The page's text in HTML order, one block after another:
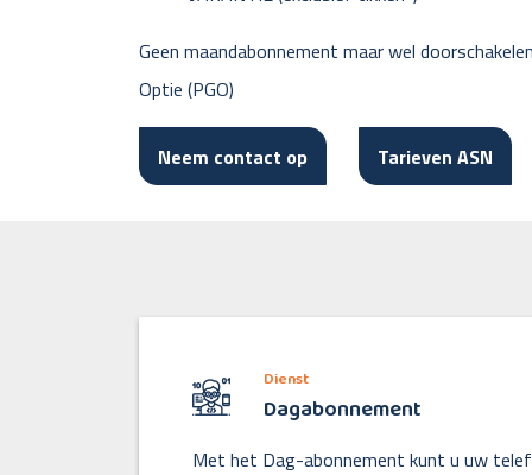
Geen maandabonnement maar wel
Optie (PGO)
Neem contact op Tarieven ASN
Dienst
Dagabonnement
Met het Dag-abonnement kunt u uw